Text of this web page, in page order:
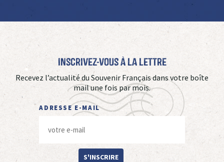
Inscrivez-vous à La Lettre
Recevez l’actualité du Souvenir Français dans votre boîte
mail une fois par mois.
ADRESSE E-MAIL
S'INSCRIRE